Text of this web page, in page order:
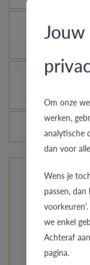
Je gouden,
Hoe vermijd
Veranderen
De
Uit onze
eenvoudig
een speciaal
Jouw
Om onze
werken,
analytische
dan voor
Wens je
passen,
we enkel
Achteraf
pagina.